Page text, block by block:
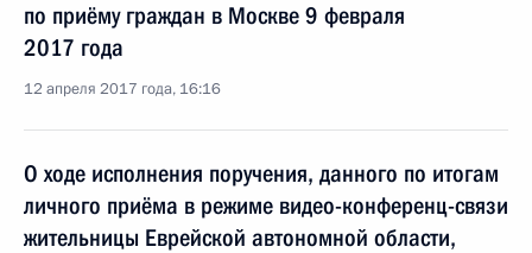
по приёму граждан в Москве 9 февраля
2017 года
12 апреля 2017 года, 16:16
О ходе исполнения поручения, данного по итогам
личного приёма в режиме видео-конференц-связи
жительницы Еврейской автономной области,